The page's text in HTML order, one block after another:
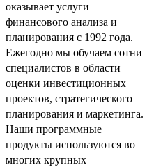
оказывает услуги
финансового анализа и
планирования с 1992 года.
Ежегодно мы обучаем сотни
специалистов в области
оценки инвестиционных
проектов, стратегического
планирования и маркетинга.
Наши программные
продукты используются во
многих крупных